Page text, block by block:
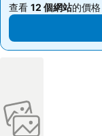
查看 12 個網站的價格
查看 12 個網站的價格